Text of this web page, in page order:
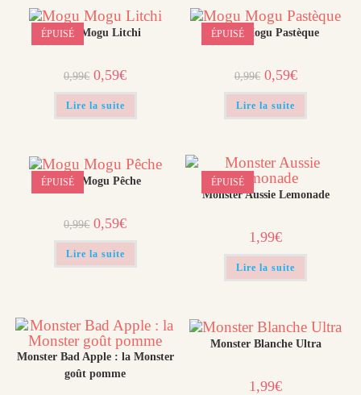
ÉPUISÉ
Mogu Mogu Litchi
0,99€ Le
prix
initial
était :
0,59€Le
prix
actuel
Lire la suite
ÉPUISÉ
Mogu Mogu Pastèque
0,99€ Le
prix
initial
était :
0,59€Le
prix
actuel
Lire la suite
ÉPUISÉ
Mogu Mogu Pêche
0,99€ Le
prix
initial
était :
0,99€.
0,59€Le
prix
actuel
0,59€.
Lire la suite
ÉPUISÉ
Monster Aussie Lemonade
1,99€
Lire la suite
Monster Bad Apple : la Monster
goût pomme
Monster Blanche Ultra
1,99€